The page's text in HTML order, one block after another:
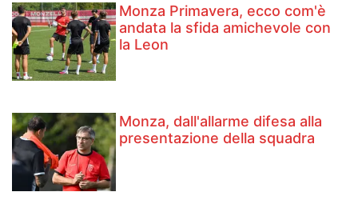
Monza Primavera, ecco com'è
andata la sfida amichevole con
la Leon
Monza, dall'allarme difesa alla
presentazione della squadra